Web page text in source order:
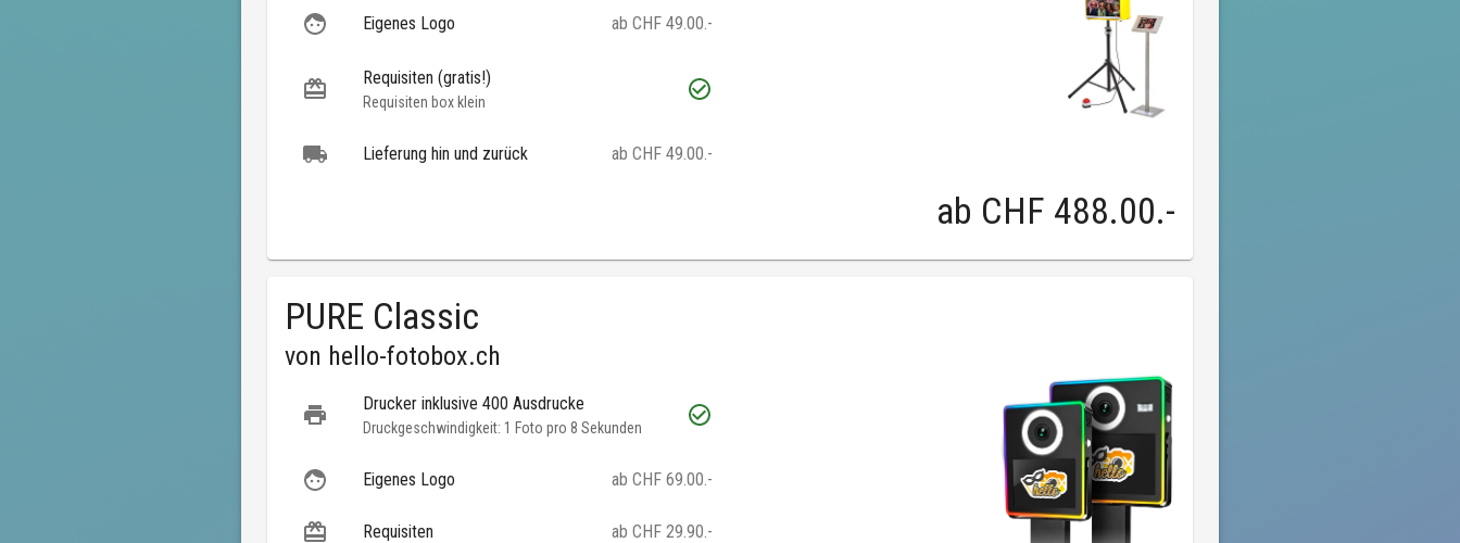
Eigenes Logo ab CHF 49.00.-
Requisiten (gratis!)
Requisiten box klein
Lieferung hin und zurück ab CHF 49.00.-
ab CHF 488.00.-
PURE Classic
von hello-fotobox.ch
Drucker inklusive 400 Ausdrucke
Druckgeschwindigkeit: 1 Foto pro 8 Sekunden
Eigenes Logo ab CHF 69.00.-
Requisiten ab CHF 29.90.-